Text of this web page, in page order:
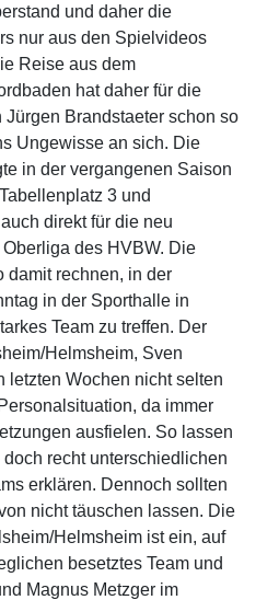
und daher die
nur aus den Spielvideos
Reise aus dem
hat daher für die
Jürgen Brandstaeter schon so
Ungewisse an sich. Die
in der vergangenen Saison
3 und
direkt für die neu
des HVBW. Die
damit rechnen, in der
in der Sporthalle in
Team zu treffen. Der
Helmsheim, Sven
letzten Wochen nicht selten
da immer
ausfielen. So lassen
recht unterschiedlichen
erklären. Dennoch sollten
nicht täuschen lassen. Die
Helmsheim ist ein, auf
besetztes Team und
Magnus Metzger im